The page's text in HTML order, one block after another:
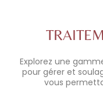
Explorez une
pour gérer et
vous